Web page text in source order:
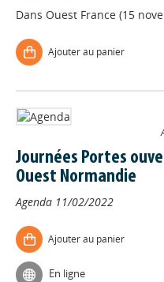
Dans Ouest France (15
Ajouter au panier
Journées Portes
Ouest Normandie
Agenda 11/02/2022
Ajouter au panier
En ligne